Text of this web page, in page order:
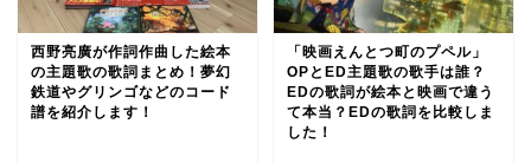
西野亮廣が作詞作曲した絵本
の主題歌の歌詞まとめ！夢幻
鉄道やグリンゴなどのコード
譜を紹介します！
「映画えんとつ町のプペル」
OPとED主題歌の歌手は誰？
EDの歌詞が絵本と映画で違う
て本当？EDの歌詞を比較しま
した！